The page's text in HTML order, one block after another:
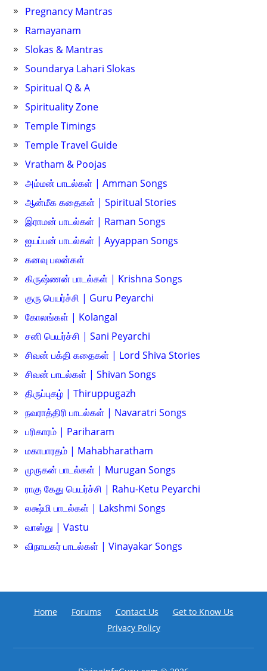
Pregnancy Mantras
Ramayanam
Slokas & Mantras
Soundarya Lahari Slokas
Spiritual Q & A
Spirituality Zone
Temple Timings
Temple Travel Guide
Vratham & Poojas
அம்மன் பாடல்கள் | Amman Songs
ஆன்மீக கதைகள் | Spiritual Stories
இராமன் பாடல்கள் | Raman Songs
ஐயப்பன் பாடல்கள் | Ayyappan Songs
கனவு பலன்கள்
கிருஷ்ணன் பாடல்கள் | Krishna Songs
குரு பெயர்ச்சி | Guru Peyarchi
கோலங்கள் | Kolangal
சனி பெயர்ச்சி | Sani Peyarchi
சிவன் பக்தி கதைகள் | Lord Shiva Stories
சிவன் பாடல்கள் | Shivan Songs
திருப்புகழ் | Thiruppugazh
நவராத்திரி பாடல்கள் | Navaratri Songs
பரிகாரம் | Pariharam
மகாபாரதம் | Mahabharatham
முருகன் பாடல்கள் | Murugan Songs
ராகு கேது பெயர்ச்சி | Rahu-Ketu Peyarchi
லக்ஷ்மி பாடல்கள் | Lakshmi Songs
வாஸ்து | Vastu
விநாயகர் பாடல்கள் | Vinayakar Songs
Home Forums Contact Us
Get to Know Us
Privacy Policy